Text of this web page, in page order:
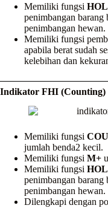
Memiliki fungsi
penimbangan barang
penimbangan hewan.
Memiliki fungsi
apabila berat sudah
kelebihan dan
Indikator FHI (Counting)
Memiliki fungsi
jumlah benda2 kecil.
Memiliki fungsi M+
Memiliki fungsi
penimbangan barang
penimbangan hewan.
Dilengkapi dengan